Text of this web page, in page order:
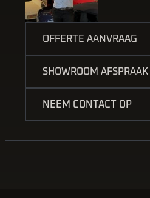
OFFERTE AANVRAAG
SHOWROOM AFSPRAAK
NEEM CONTACT OP